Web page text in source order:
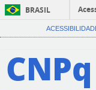
BRASIL
CNPq